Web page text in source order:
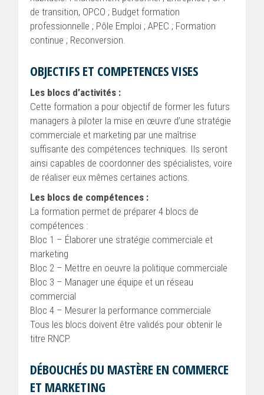
de transition, OPCO ; Budget formation
professionnelle ; Pôle Emploi ; APEC ; Formation
continue ; Reconversion.
OBJECTIFS ET COMPETENCES VISES
Les blocs d’activités :
Cette formation a pour objectif de former les futurs
managers à piloter la mise en œuvre d’une stratégie
commerciale et marketing par une maîtrise
suffisante des compétences techniques. Ils seront
ainsi capables de coordonner des spécialistes, voire
de réaliser eux mêmes certaines actions.
Les blocs de compétences :
La formation permet de préparer 4 blocs de
compétences :
Bloc 1 – Élaborer une stratégie commerciale et
marketing
Bloc 2 – Mettre en oeuvre la politique commerciale
Bloc 3 – Manager une équipe et un réseau
commercial
Bloc 4 – Mesurer la performance commerciale
Tous les blocs doivent être validés pour obtenir le
titre RNCP.
DÉBOUCHÉS DU MASTÈRE EN COMMERCE
ET MARKETING